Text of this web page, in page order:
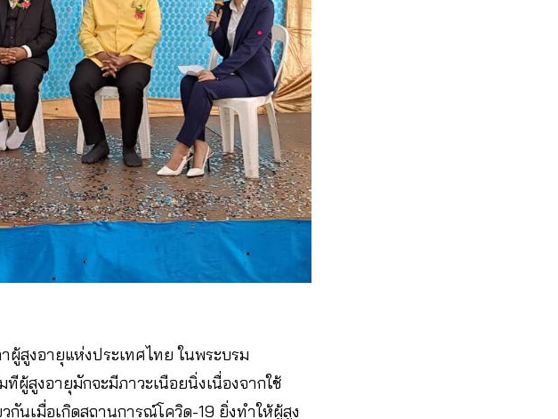
ผู้สูงอายุแห่งประเทศไทย ในพระบรม
ผู้สูงอายุมักจะมีภาวะเนือยนิ่งเนื่องจากใช้
นเมื่อเกิดสถานการณ์โควิด-19 ยิ่งทำให้ผู้สูง